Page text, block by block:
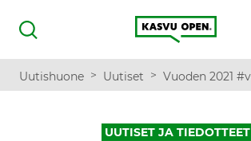
Haku
Kasvu Open
Uutishuone > Uutiset >
UUTISET JA TIEDOTTEET